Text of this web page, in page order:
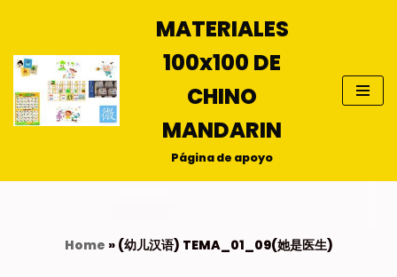
al
contenido
MATERIALES
100x100 DE
CHINO
MANDARIN
Página de apoyo
Home » (幼儿汉语) TEMA_01_09(她是医生)